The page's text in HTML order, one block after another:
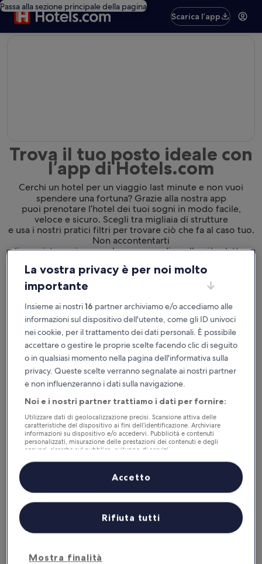
Passa alla sezione principale della pagina
Scarica l’app
Trova il tuo posto ideale con
l’app di Hotels.com
Cerchi un hotel per un viaggio last minute e non vuoi
spendere una fortuna? Grazie alla nostra app
puoi prenotare l’hotel dei tuoi sogni in modo facile,
veloce e sicuro. Scegli tra migliaia di strutture
e usa i nostri pratici filtri per trovare ciò che fa al caso tuo.
Non accontentarti
di una sistemazione qualunque: scegli quella più adatta a
Disponibile su iOS e Android
Perché scaricare la nostra app
Ricevi sconti su una selezione di hotel
La vostra privacy è per noi molto
importante
Insieme ai nostri16 partner archiviamo e/o accediamo alle
informazioni sul dispositivo dell'utente, come gli ID univoci
nei cookie, per il trattamento dei dati personali. È possibile
accettare o gestire le proprie scelte facendo clic di seguito
o in qualsiasi momento nella pagina dell'informativa sulla
privacy. Queste scelte verranno segnalate ai nostri partner
e non influenzeranno i dati sulla navigazione.
Noi e i nostri partner trattiamo i dati per fornire:
Utilizzare dati di geolocalizzazione precisi. Scansione attiva delle
caratteristiche del dispositivo ai fini dell’identificazione. Archiviare
informazioni su dispositivo e/o accedervi. Pubblicità e contenuti
personalizzati, misurazione delle prestazioni dei contenuti e degli
annunci, ricerche sul pubblico, sviluppo di servizi.
Elenco dei partner (fornitori)
Mostra finalità
Rifiuta tutti
Accetto